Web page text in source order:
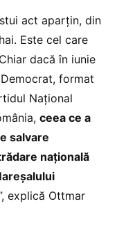
act aparțin, din
Este cel care
dacă în iunie
format
Național
ceea ce a
salvare
națională
explică Ottmar